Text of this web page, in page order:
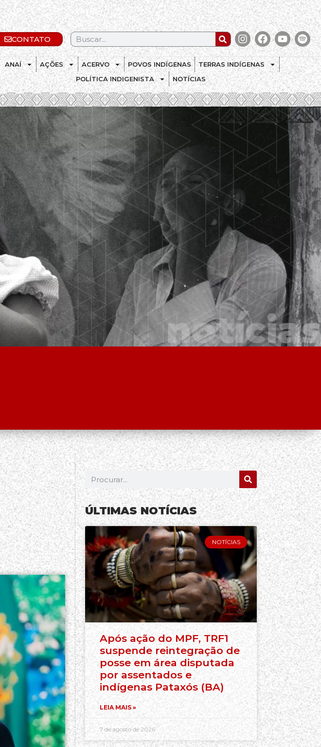
CONTATO
ANAÍ AÇÕES ACERVO POVOS INDÍGENAS
TERRAS INDÍGENAS
POLÍTICA INDIGENISTA
NOTÍCIAS
ÚLTIMAS NOTÍCIAS
NOTÍCIAS
Após ação do MPF, TRF1
suspende reintegração de
posse em área disputada
por assentados e
indígenas Pataxós (BA)
LEIA MAIS »
7 de agosto de 2026